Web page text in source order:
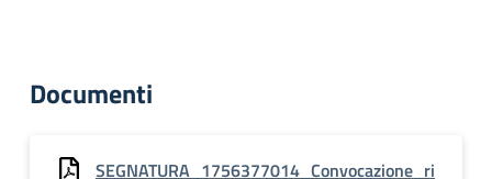
Documenti
SEGNATURA_1756377014_Convocazione_ri